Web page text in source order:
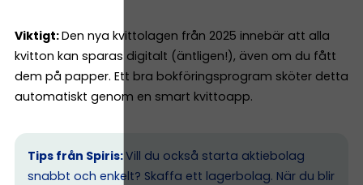
Viktigt:Den nya kvittolagen från 2025 innebär att alla
kvitton kan sparas digitalt (äntligen!), även om du fått
dem på papper. Ett bra bokföringsprogram sköter detta
automatiskt genom en smart kvittoapp.
Tips från Spiris:Vill du också starta aktiebolag
snabbt och enkelt? Skaffa ett lagerbolag. När du blir